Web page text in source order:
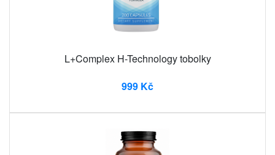
L+Complex H-Technology tobolky
999 Kč